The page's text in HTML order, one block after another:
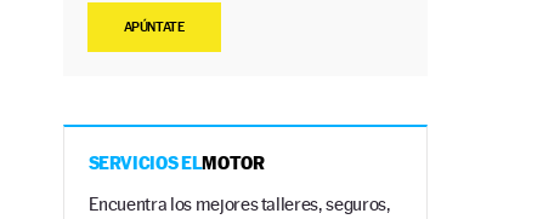
APÚNTATE
SERVICIOS ELMOTOR
Encuentra los mejores talleres, seguros,